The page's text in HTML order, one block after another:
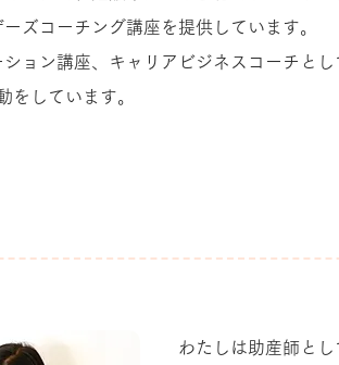
ズコーチング講座を提供しています。
ョン講座、キャリアビジネスコーチとし
をしています。
わたしは助産師と